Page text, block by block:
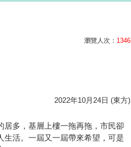
瀏覽人次： 1346
2022年10月24日 (東方)
居多，基層上樓一拖再拖，市民卻
活。一屆又一屆帶來希望，可是